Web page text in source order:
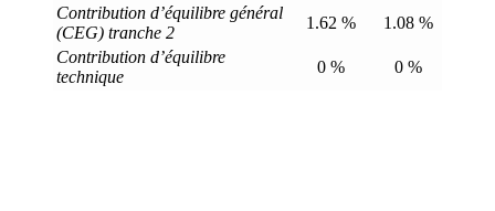
Contribution d’équilibre général
(CEG) tranche 2
1.62 %
1.08 %
Contribution d’équilibre
technique
0 % 0 %